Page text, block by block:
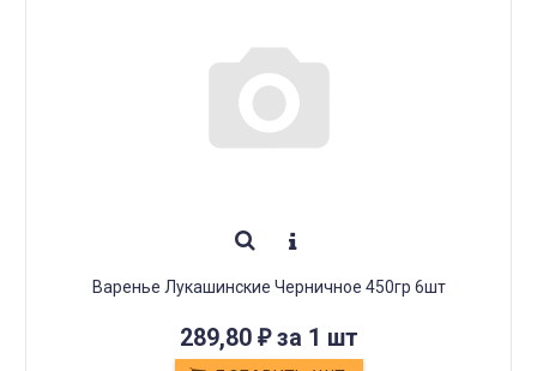
Варенье Лукашинские Черничное 450гр 6шт
289,80 ₽за 1 шт